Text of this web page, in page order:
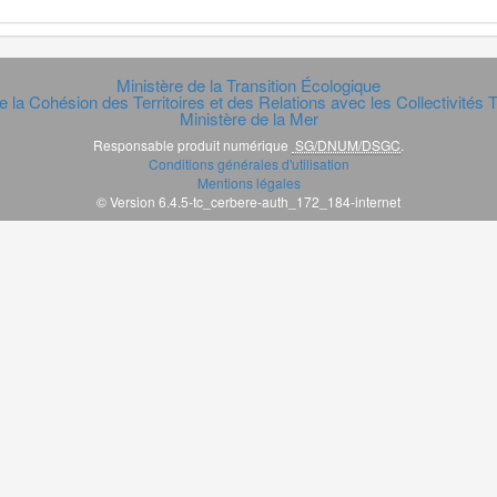
Ministère de la Transition Écologique
la Cohésion des Territoires et des Relations avec les Collectivités
Ministère de la Mer
Responsable produit numérique SG/DNUM/DSGC
Conditions générales d'utilisation
Mentions légales
© Version 6.4.5-tc_cerbere-auth_172_184-internet